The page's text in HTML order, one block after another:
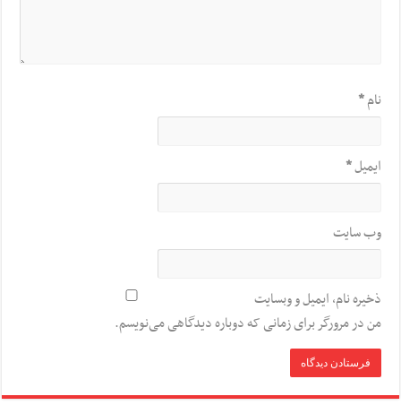
نام*
ایمیل*
وب‌ سایت
ذخیره نام، ایمیل و وبسایت
من در مرورگر برای زمانی که دوباره دیدگاهی می‌نویسم.